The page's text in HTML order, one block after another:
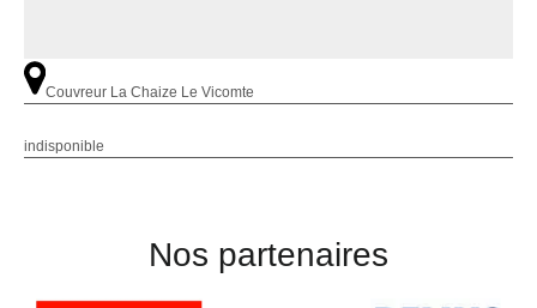
Couvreur La Chaize Le Vicomte
indisponible
Nos partenaires